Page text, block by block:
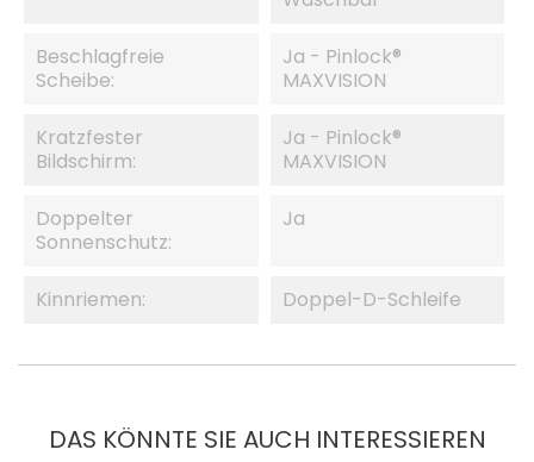
Beschlagfreie
Scheibe:
Ja - Pinlock®
MAXVISION
Kratzfester
Bildschirm:
Ja - Pinlock®
MAXVISION
Doppelter
Sonnenschutz:
Ja
Kinnriemen: Doppel-D-Schleife
DAS KÖNNTE SIE AUCH INTERESSIEREN